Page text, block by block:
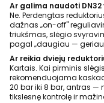
Ar galima naudoti DN32
Ne. Perdengtas
dažnas „on-off"
triukšmas, slėgio
pagal „daugiau —
Ar reikia dviejų
Kartais. Kai pirminis
rekomenduojama
20 bar iki 8 bar, antras —
tikslesnę kontrolę ir